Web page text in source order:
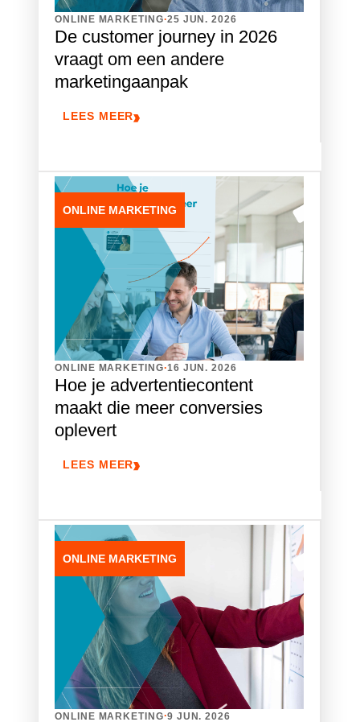
ONLINE MARKETING.25 JUN. 2026
De customer journey in 2026
vraagt om een andere
marketingaanpak
LEES MEER
ONLINE MARKETING
ONLINE MARKETING.16 JUN. 2026
Hoe je advertentiecontent
maakt die meer conversies
oplevert
LEES MEER
ONLINE MARKETING
ONLINE MARKETING.9 JUN. 2026